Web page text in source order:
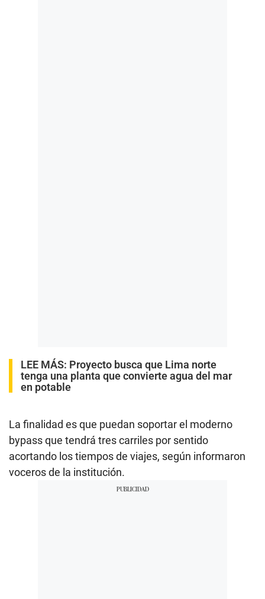
LEE MÁS: Proyecto busca que Lima norte
tenga una planta que convierte agua del mar
en potable
La finalidad es que puedan soportar el moderno
bypass que tendrá tres carriles por sentido
acortando los tiempos de viajes, según informaron
voceros de la institución.